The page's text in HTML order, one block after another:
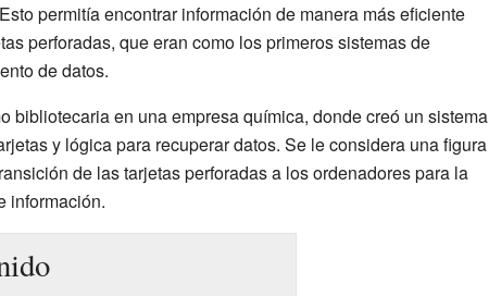
permitía encontrar información de manera más eficiente
perforadas, que eran como los primeros sistemas de
de datos.
bibliotecaria en una empresa química, donde creó un sistema
y lógica para recuperar datos. Se le considera una figura
de las tarjetas perforadas a los ordenadores para la
información.